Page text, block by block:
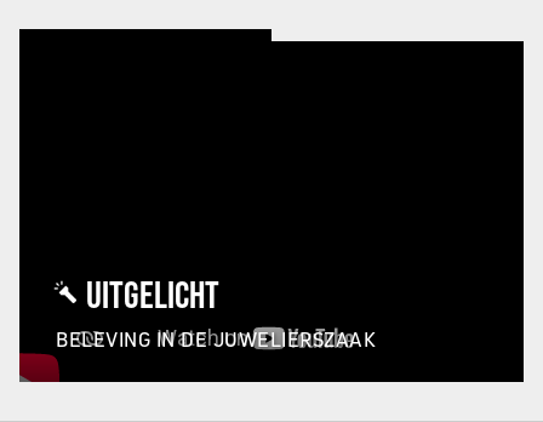
UITGELICHT
BELEVING IN DE JUWELIERSZAAK